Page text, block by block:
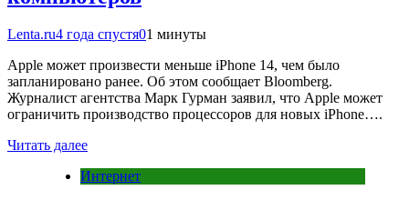
Lenta.ru4 года спустя01 минуты
Apple может произвести меньше iPhone 14, чем было
запланировано ранее. Об этом сообщает Bloomberg.
Журналист агентства Марк Гурман заявил, что Apple может
ограничить производство процессоров для новых iPhone….
Читать далее
Интернет